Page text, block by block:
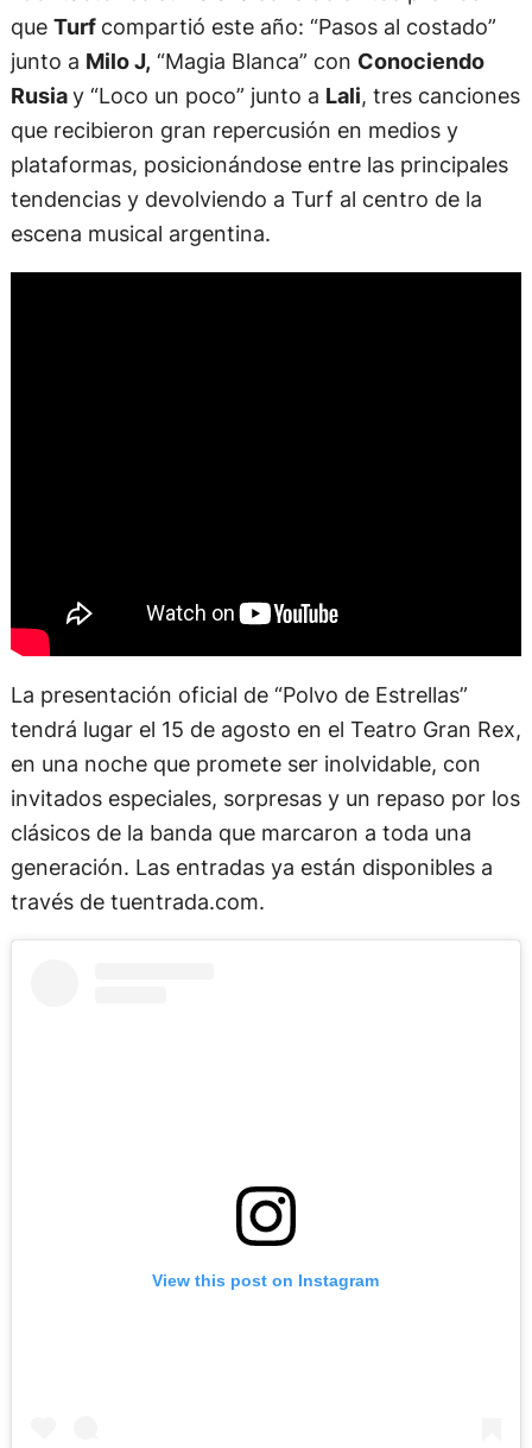
que Turf compartió este año: “Pasos al costado”
junto a Milo J, “Magia Blanca” con Conociendo
Rusiay “Loco un poco” junto a Lali, tres canciones
que recibieron gran repercusión en medios y
plataformas, posicionándose entre las principales
tendencias y devolviendo a Turf al centro de la
escena musical argentina.
La presentación oficial de “Polvo de Estrellas”
tendrá lugar el 15 de agosto en el Teatro Gran Rex,
en una noche que promete ser inolvidable, con
invitados especiales, sorpresas y un repaso por los
clásicos de la banda que marcaron a toda una
generación. Las entradas ya están disponibles a
través de tuentrada.com.
View this post on Instagram